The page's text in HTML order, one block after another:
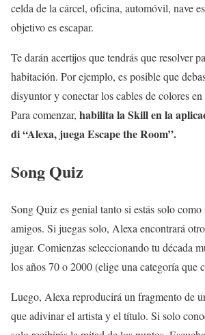
celda de la cárcel, oficina, automóvil, nave
objetivo es escapar.
Te darán acertijos que tendrás que resolver
habitación. Por ejemplo, es posible que
disyuntor y conectar los cables de colores
Para comenzar, habilita la Skill en la
di “Alexa, juega Escape the Room”.
Song Quiz
Song Quiz es genial tanto si estás solo como
amigos. Si juegas solo, Alexa encontrará
jugar. Comienzas seleccionando tu década
los años 70 o 2000 (elige una categoría que
Luego, Alexa reproducirá un fragmento de
que adivinar el artista y el título. Si solo